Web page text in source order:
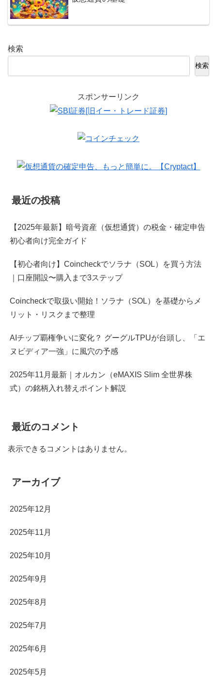
検索
検索
スポンサーリンク
最近の投稿
【2025年最新】暗号資産（仮想通貨）の税金・確定申告
初心者向け完全ガイド
【初心者向け】Coincheckでソラナ（SOL）を買う方法
｜口座開設〜購入まで3ステップ
Coincheckで取扱い開始！ソラナ（SOL）を基礎からメ
リット・リスクまで整理
AIチップ覇権争いに変化？ グーグルTPUが台頭し、「エ
ヌビディア一強」に風穴の予感
2025年11月最新｜オルカン（eMAXIS Slim 全世界株
式）の銘柄入れ替えポイント解説
最近のコメント
表示できるコメントはありません。
アーカイブ
2025年12月
2025年11月
2025年10月
2025年9月
2025年8月
2025年7月
2025年6月
2025年5月